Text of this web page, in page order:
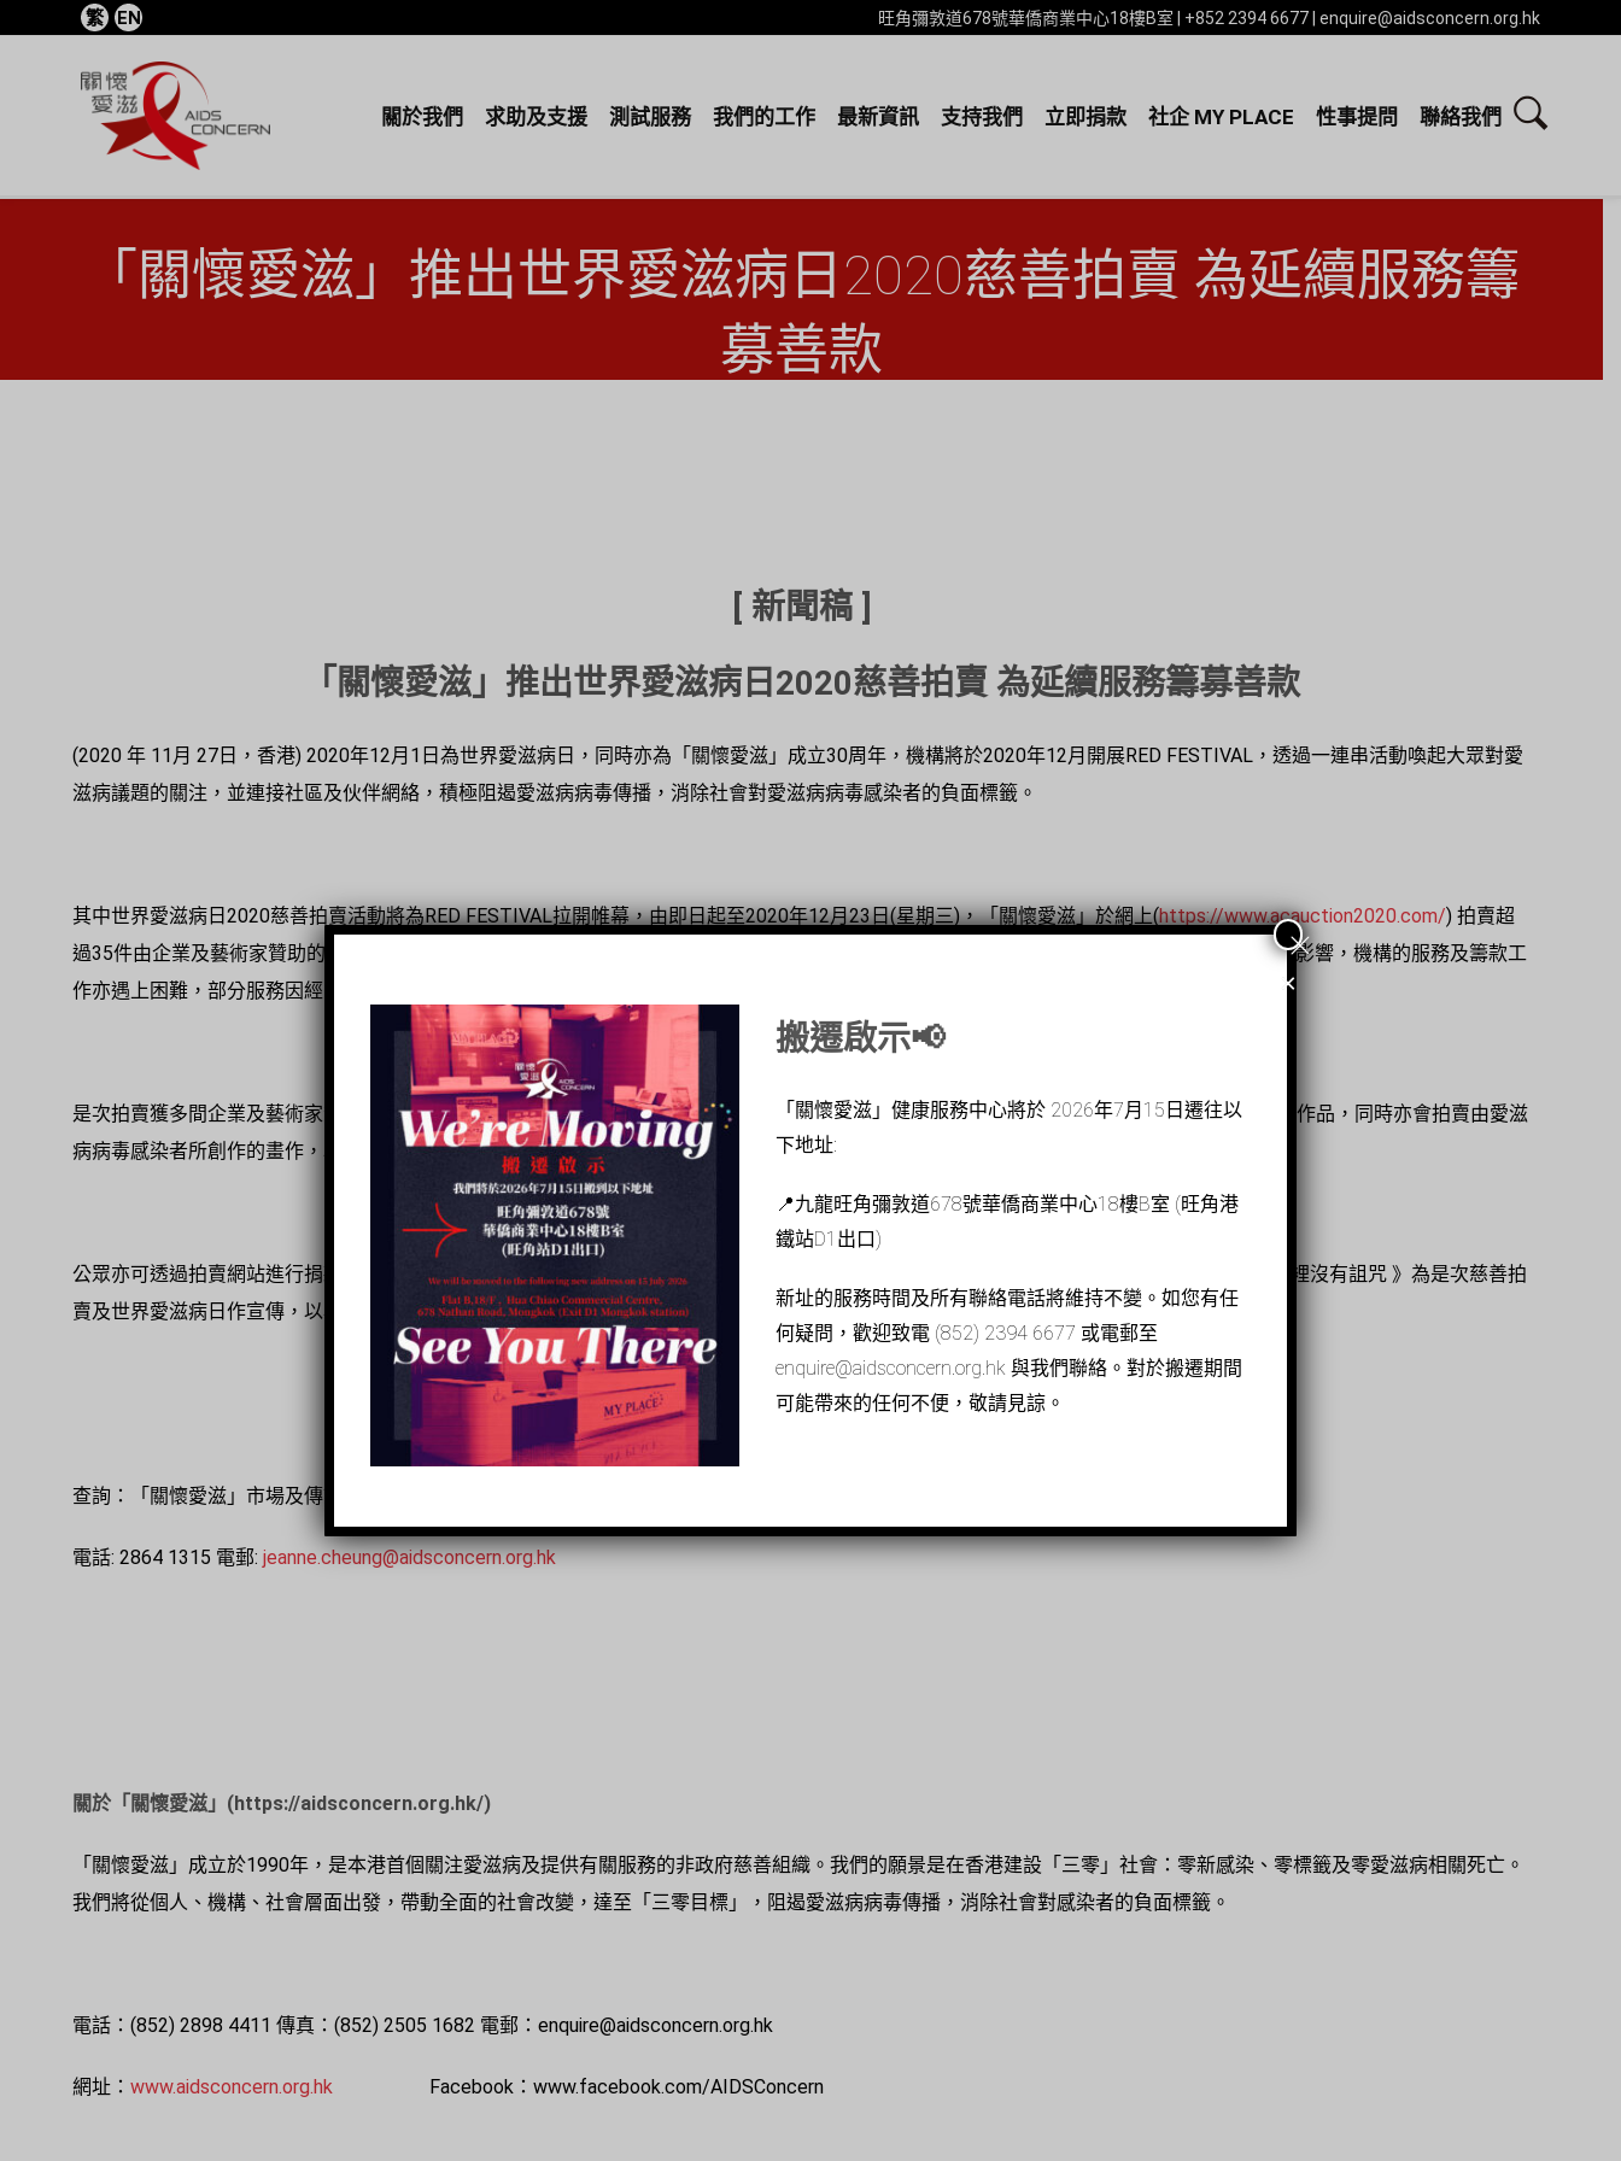
繁 EN 旺角彌敦道678號華僑商業中心18樓B室 | +852 2394 6677 | enquire@aidsconcern.org.hk
關於我們 求助及支援 測試服務 我們的工作 最新資訊 支持我們 立即捐款 社企 MY PLACE 性事提問 聯絡我們
「關懷愛滋」推出世界愛滋病日2020慈善拍賣 為延續服務籌
募善款
[ 新聞稿]
「關懷愛滋」推出世界愛滋病日 2020慈善拍賣 為延續服務籌募善款
(2020 年 11月 27日，香港) 2020年12月1日為世界愛滋病日，同時亦為「關懷愛滋」成立30周年，機構將於2020年12月開展RED FESTIVAL，透過一連串活動喚起大眾對愛
滋病議題的關注，並連接社區及伙伴網絡，積極阻遏愛滋病病毒傳播，消除社會對愛滋病病毒感染者的負面標籤。
其中世界愛滋病日2020慈善拍賣活動將為RED FESTIVAL拉開帷幕，由即日起至2020年12月23日(星期三)，「關懷愛滋」於網上(https://www.acauction2020.com/) 拍賣超
過35件由企業及藝術家贊助的禮品，冀為機構支援感染者及高風險社群愛滋病病毒預防教育服務籌募經費。因受社會事件與2019冠狀病毒病疫情影響，機構的服務及籌款工
作亦遇上困難，部分服務因經費不足而需暫停，盼能透過是次活動籌集善款，支援機構工作。
是次拍賣獲多間企業及藝術家贊助，當中包括萬希泉MEMORIGIN為「關懷愛滋」特別設計及鑄造的陀飛輪腕錶、著名攝影藝術家Paul Cox的攝影作品，同時亦會拍賣由愛滋
病病毒感染者所創作的畫作，以藝術展現感染者正向積極態度。
公眾亦可透過拍賣網站進行捐款，而機構亦邀請得歌手陳健安（安仔）、填詞人周耀輝及作曲人馮穎琪共同創作「關懷愛滋」30週年主題曲《愛裡沒有詛咒 》為是次慈善拍
賣及世界愛滋病日作宣傳，以與機構共同創建零新感染、零標籤及零愛滋病相關死亡的「三零」社會！
查詢：「關懷愛滋」市場及傳訊主任 張靖林 (Jeanne Cheung)
電話: 2864 1315 電郵: jeanne.cheung@aidsconcern.org.hk
關於「關懷愛滋」(https://aidsconcern.org.hk/)
「關懷愛滋」成立於1990年，是本港首個關注愛滋病及提供有關服務的非政府慈善組織。我們的願景是在香港建設「三零」社會：零新感染、零標籤及零愛滋病相關死亡。
我們將從個人、機構、社會層面出發，帶動全面的社會改變，達至「三零目標」，阻遏愛滋病病毒傳播，消除社會對感染者的負面標籤。
電話：(852) 2898 4411 傳真：(852) 2505 1682 電郵：enquire@aidsconcern.org.hk
網址： www.aidsconcern.org.hkFacebook：www.facebook.com/AIDSConcern
搬遷啟示📢
「關懷愛滋」健康服務中心將於 2026年7月15日遷往以
下地址:
📍九龍旺角彌敦道678號華僑商業中心18樓B室 (旺角港
鐵站D1出口)
新址的服務時間及所有聯絡電話將維持不變。如您有任
何疑問，歡迎致電 (852) 2394 6677 或電郵至
enquire@aidsconcern.org.hk 與我們聯絡。對於搬遷期間
可能帶來的任何不便，敬請見諒。
×